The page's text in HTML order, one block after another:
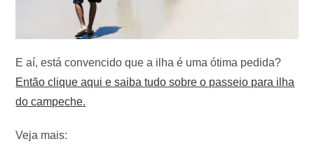
E aí, está convencido que a ilha é uma ótima pedida?
Então clique aqui e saiba tudo sobre o passeio para ilha
do campeche.
Veja mais: